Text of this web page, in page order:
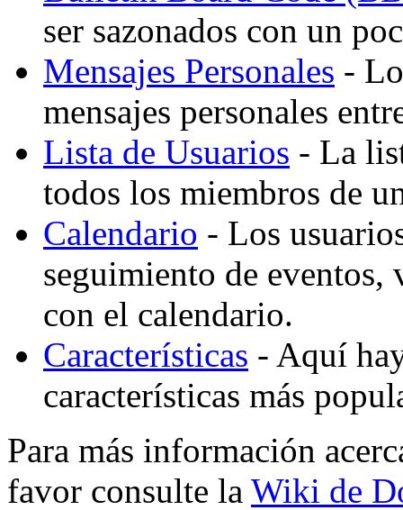
ser sazonados con un
Mensajes Personales -
mensajes personales
Lista de Usuarios - La
todos los miembros de
Calendario - Los
seguimiento de eventos,
con el calendario.
Características - Aquí
características más
Para más información
favor consulte la Wiki de